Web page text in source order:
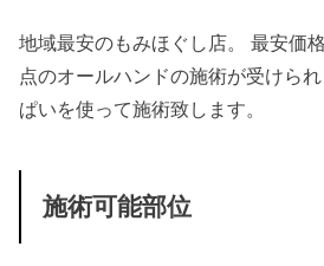
地域最安のもみほぐし店。 最安価
点のオールハンドの施術が受けら
ぱいを使って施術致します。
施術可能部位